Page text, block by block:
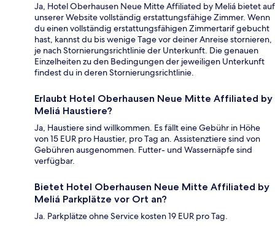
Ja, Hotel Oberhausen Neue Mitte Affiliated by Meliá bietet auf
unserer Website vollständig erstattungsfähige Zimmer. Wenn
du einen vollständig erstattungsfähigen Zimmertarif gebucht
hast, kannst du bis wenige Tage vor deiner Anreise stornieren,
je nach Stornierungsrichtlinie der Unterkunft. Die genauen
Einzelheiten zu den Bedingungen der jeweiligen Unterkunft
findest du in deren Stornierungsrichtlinie.
Erlaubt Hotel Oberhausen Neue Mitte Affiliated by
Meliá Haustiere?
Ja, Haustiere sind willkommen. Es fällt eine Gebühr in Höhe
von 15 EUR pro Haustier, pro Tag an. Assistenztiere sind von
Gebühren ausgenommen. Futter- und Wassernäpfe sind
verfügbar.
Bietet Hotel Oberhausen Neue Mitte Affiliated by
Meliá Parkplätze vor Ort an?
Ja. Parkplätze ohne Service kosten 19 EUR pro Tag.